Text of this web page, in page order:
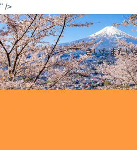
" />
さいたまたい